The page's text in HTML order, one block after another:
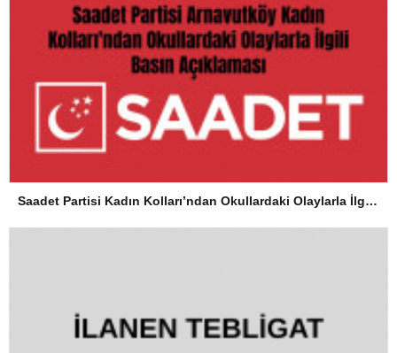
Saadet Partisi Kadın Kolları’ndan Okullardaki Olaylarla İlgili Basın Açıklaması